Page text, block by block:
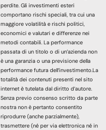
perdite. Gli investimenti esteri
comportano rischi speciali, tra cui una
maggiore volatilità e rischi politici,
economici e valutari e differenze nei
metodi contabili. La performance
passata di un titolo o di un’azienda non
è una garanzia o una previsione della
performance futura dell’investimento.La
totalità dei contenuti presenti nel sito
internet è tutelata dal diritto d’autore.
Senza previo consenso scritto da parte
nostra non è pertanto consentito
riprodurre (anche parzialmente),
trasmettere (né per via elettronica né in